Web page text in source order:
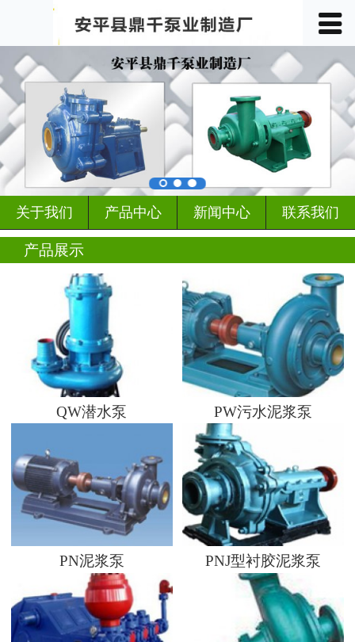
 首页
关于我们
产品中心
车间展示
客户见证
行业动态
新闻中心
联系我们
󰀥
关于我们 产品中心 新闻中心 联系我们
产品展示
QW潜水泵 PW污水泥浆泵
PN泥浆泵 PNJ型衬胶泥浆泵